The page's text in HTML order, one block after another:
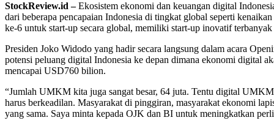
StockReview.id –Ekosistem ekonomi dan keuangan digital
dari beberapa pencapaian Indonesia di tingkat global seperti
ke-6 untuk start-up secara global, memiliki start-up inovatif
Presiden Joko Widodo yang hadir secara langsung dalam acara
potensi peluang digital Indonesia ke depan dimana ekonomi digital
mencapai USD760 bilion.
“Jumlah UMKM kita juga sangat besar, 64 juta. Tentu digital
harus berkeadilan. Masyarakat di pinggiran, masyarakat ekonomi
yang sama. Saya minta kepada OJK dan BI untuk meningkatkan